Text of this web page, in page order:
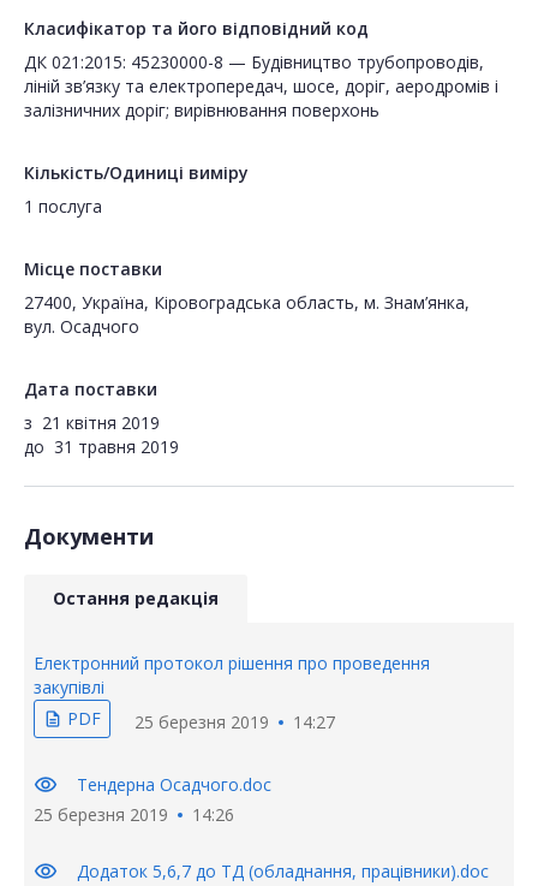
Класифікатор та його відповідний код
ДК 021:2015: 45230000-8 — Будівництво трубопроводів,
ліній зв’язку та електропередач, шосе, доріг, аеродромів і
залізничних доріг; вирівнювання поверхонь
Кількість/Одиниці виміру
1 послуга
Місце поставки
27400, Україна, Кіровоградська область, м. Знам’янка,
вул. Осадчого
Дата поставки
з 21 квітня 2019
до 31 травня 2019
Документи
Остання редакція
Електронний протокол рішення про проведення
закупівлі
description PDF 25 березня 2019 14:27
visibility
Тендерна Осадчого.doc
25 березня 2019
14:26
visibility
Додаток 5,6,7 до ТД (обладнання, працівники).doc